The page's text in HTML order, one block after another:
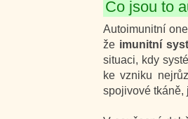
Co jsou to
Autoimunitní
že imunitní
situaci, kdy
ke vzniku
spojivové tkáně,